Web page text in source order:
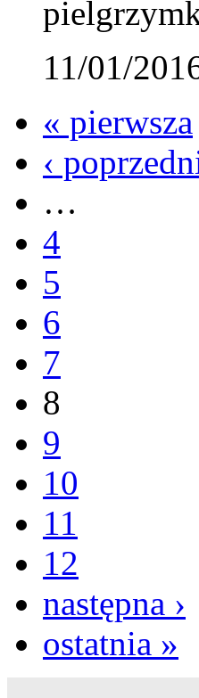
11/01/
« pierwsza
‹
…
4
5
6
7
8
9
10
11
12
następna ›
ostatnia »